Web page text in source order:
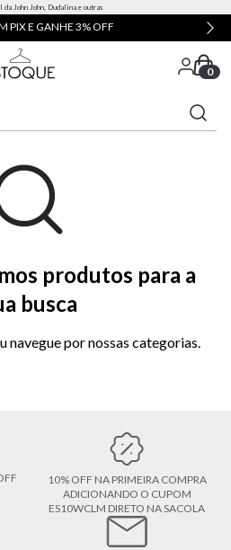
John John, Dudalina e outras
ATÉ 3X SEM JUROS
0
produtos para a
busca
navegue por nossas categorias.
10% OFF NA PRIMEIRA COMPRA
ADICIONANDO O CUPOM
ES10WCLM DIRETO NA SACOLA